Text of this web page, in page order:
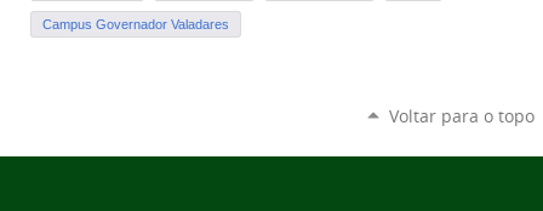
Campus Governador Valadares
Voltar para o topo